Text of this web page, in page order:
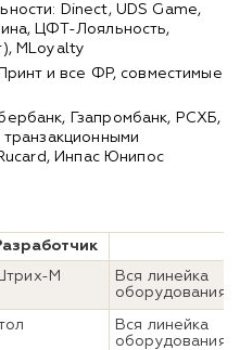
Dinect, UDS Game,
ЦФТ-Лояльность,
MLoyalty
и все ФР, совместимые
Гзапромбанк, РСХБ,
Инпас Юнипос
М
Вся линейка
оборудования
Вся линейка
оборудования